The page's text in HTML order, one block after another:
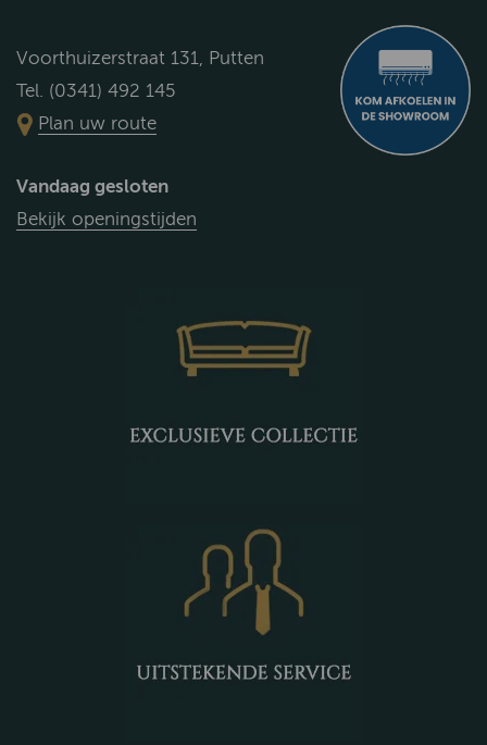
Voorthuizerstraat 131, Putten
Tel. (0341) 492 145
Plan uw route
Vandaag gesloten
Bekijk openingstijden